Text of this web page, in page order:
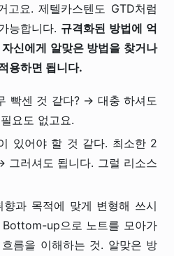
요. 제텔카스텐도 GTD처럼
능합니다. 규격화된 방법에 억
신에게 알맞은 방법을 찾거나
용하면 됩니다.
빡센 것 같다? → 대충 하셔도
요도 없고요.
있어야 할 것 같다. 최소한 2
그러셔도 됩니다. 그럴 리소스
향과 목적에 맞게 변형해 쓰시
up으로 노트를 모아가
름을 이해하는 것. 알맞은 방